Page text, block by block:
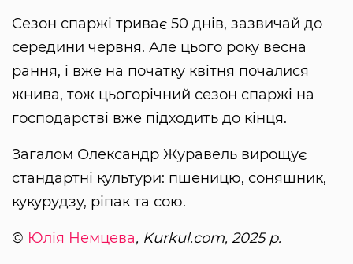
Сезон спаржі триває 50 днів, зазвичай до
середини червня. Але цього року весна
рання, і вже на початку квітня почалися
жнива, тож цьогорічний сезон спаржі на
господарстві вже підходить до кінця.
Загалом Олександр Журавель вирощує
стандартні культури: пшеницю, соняшник,
кукурудзу, ріпак та сою.
© Юлія Немцева, Kurkul.com, 2025 р.